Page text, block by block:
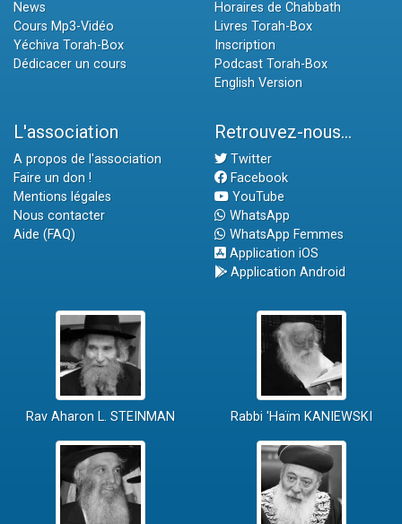
News
Cours Mp3-Vidéo
Yéchiva Torah-Box
Dédicacer un cours
Horaires de Chabbath
Livres Torah-Box
Inscription
Podcast Torah-Box
English Version
L'association
A propos de l'association
Faire un don !
Mentions légales
Nous contacter
Aide (FAQ)
Retrouvez-nous...
Twitter
Facebook
YouTube
WhatsApp
WhatsApp Femmes
Application iOS
Application Android
Rav Aharon L. STEINMAN Rabbi 'Haïm KANIEWSKI